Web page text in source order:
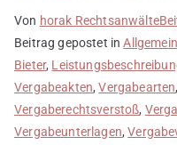
Von horak Rechtsanwälte
Beitrag gepostet inAllgemein
Bieter,
Vergabeakten,Vergabearten,
Vergaberechtsverstoß,
Vergabeunterlagen,